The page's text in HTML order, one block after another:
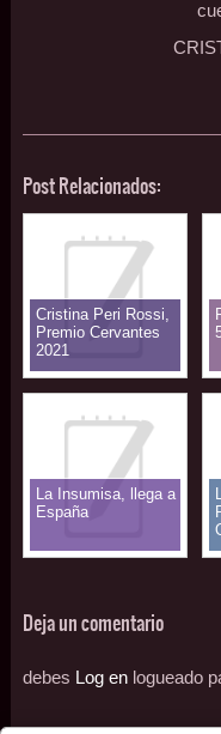
Post Relacionados:
Cristina Peri Rossi,
Premio Cervantes
2021
La Insumisa, llega a
España
Deja un comentario
debes Log enlogueado